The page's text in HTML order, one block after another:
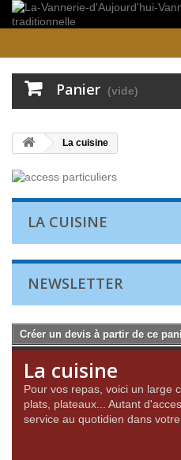
Panier (vide)
La cuisine
LA CUISINE
NEWSLETTER
Créer un devis à partir de ce
La cuisine
Pour vos repas, voici un large
plats, plateaux... Autant
service au quotidien dans votre